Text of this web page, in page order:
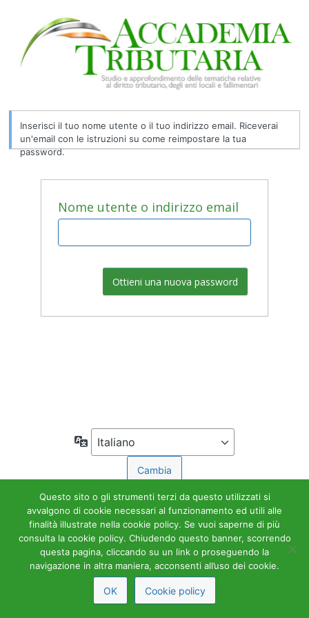
persa
Inserisci il tuo nome utente o il tuo indirizzo email. Riceverai
un'email con le istruzioni su come reimpostare la tua
password.
Nome utente o indirizzo email
Lingua
Questo sito o gli strumenti terzi da questo utilizzati si
avvalgono di cookie necessari al funzionamento ed utili alle
finalità illustrate nella cookie policy. Se vuoi saperne di più
consulta la cookie policy. Chiudendo questo banner, scorrendo
questa pagina, cliccando su un link o proseguendo la
navigazione in altra maniera, acconsenti all’uso dei cookie.
OK Cookie policy